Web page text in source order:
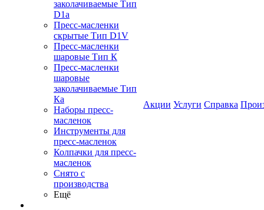
заколачиваемые Тип
D1a
Пресс-масленки
скрытые Тип D1V
Пресс-масленки
шаровые Тип К
Пресс-масленки
шаровые
заколачиваемые Тип
Кa
Наборы пресс-
масленок
Инструменты для
пресс-масленок
Колпачки для пресс-
масленок
Снято с
производства
Ещё
Акции Услуги Справка